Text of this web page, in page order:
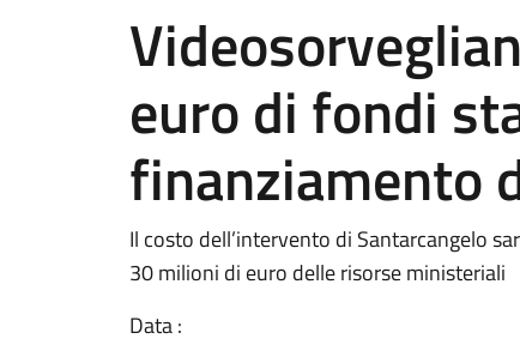
euro di fondi
finanziamento
Il costo dell’intervento di Santarcangelo
30 milioni di euro delle risorse ministeriali
Data :